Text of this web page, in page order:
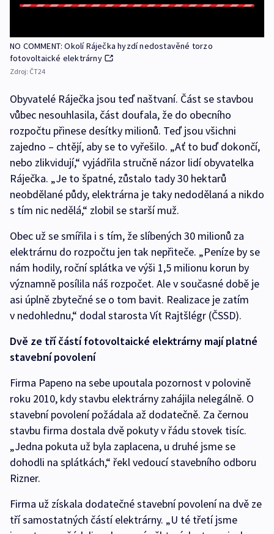
NO COMMENT: Okolí Ráječka hyzdí nedostavěné torzo
fotovoltaické elektrárny
Zdroj: ČT24
Obyvatelé Ráječka jsou teď naštvaní. Část se stavbou
vůbec nesouhlasila, část doufala, že do obecního
rozpočtu přinese desítky milionů. Teď jsou všichni
zajedno – chtějí, aby se to vyřešilo. „Ať to buď dokončí,
nebo zlikvidují,“ vyjádřila stručně názor lidí obyvatelka
Ráječka. „Je to špatné, zůstalo tady 30 hektarů
neobdělané půdy, elektrárna je taky nedodělaná a nikdo
s tím nic nedělá,“ zlobil se starší muž.
Obec už se smířila i s tím, že slíbených 30 milionů za
elektrárnu do rozpočtu jen tak nepřiteče. „Peníze by se
nám hodily, roční splátka ve výši 1,5 milionu korun by
významně posílila náš rozpočet. Ale v současné době je
asi úplně zbytečné se o tom bavit. Realizace je zatím
v nedohlednu,“ dodal starosta Vít Rajtšlégr (ČSSD).
Dvě ze tří částí fotovoltaické elektrárny mají platné
stavební povolení
Firma Papeno na sebe upoutala pozornost v polovině
roku 2010, kdy stavbu elektrárny zahájila nelegálně. O
stavební povolení požádala až dodatečně. Za černou
stavbu firma dostala dvě pokuty v řádu stovek tisíc.
„Jedna pokuta už byla zaplacena, u druhé jsme se
dohodli na splátkách,“ řekl vedoucí stavebního odboru
Rizner.
Firma už získala dodatečné stavební povolení na dvě ze
tří samostatných částí elektrárny. „U té třetí jsme